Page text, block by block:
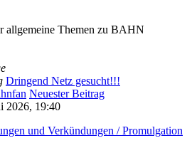
allgemeine Themen zu BAHN
Dringend Netz gesucht!!!
Neuester Beitrag
2026, 19:40
und Verkündungen / Promulgation